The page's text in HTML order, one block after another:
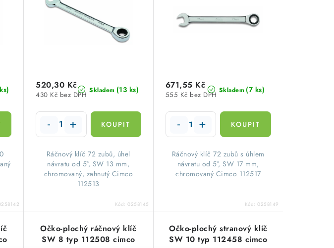
Skladem (13 ks)
430 Kč bez DPH
520,30 Kč
Ráčnový klíč 72 zubů, úhel
návratu od 5°, SW 13 mm,
chromovaný, zahnutý Cimco
112513
Kód:0258145
Skladem (7 ks)
555 Kč bez DPH
671,55 Kč
Ráčnový klíč 72 zubů s úhlem
návratu od 5°, SW 17 mm,
chromovaný Cimco 112517
Kód:0258149
Očko-plochý ráčnový klíč
SW 8 typ 112508 cimco
Očko-plochý stranový klíč
SW 10 typ 112458 cimco